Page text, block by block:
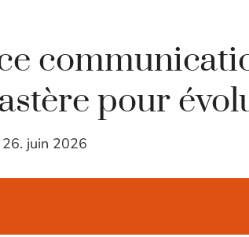
pour
26. juin 2026